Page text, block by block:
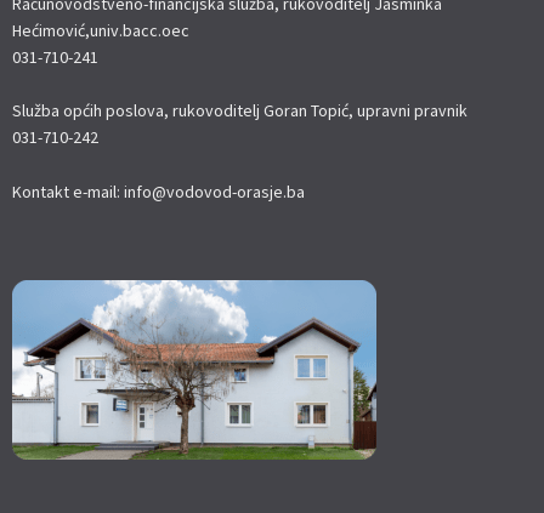
Hećimović,univ.bacc.oec
031-710-241
Služba općih poslova, rukovoditelj Goran Topić, upravni pravnik
031-710-242
Kontakt e-mail: info@vodovod-orasje.ba